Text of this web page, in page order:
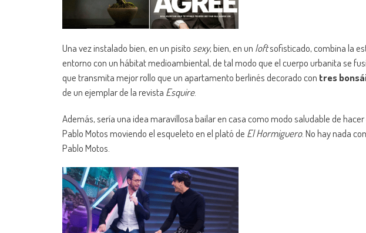
Una vez instalado bien, en un pisito sexy, bien, en un loftsofisticado, combina la
entorno con un hábitat medioambiental, de tal modo que el cuerpo urbanita se
que transmita mejor rollo que un apartamento berlinés decorado con tres
de un ejemplar de la revista Esquire.
Además, sería una idea maravillosa bailar en casa como modo saludable de
Pablo Motos moviendo el esqueleto en el plató de El Hormiguero. No hay nada
Pablo Motos.